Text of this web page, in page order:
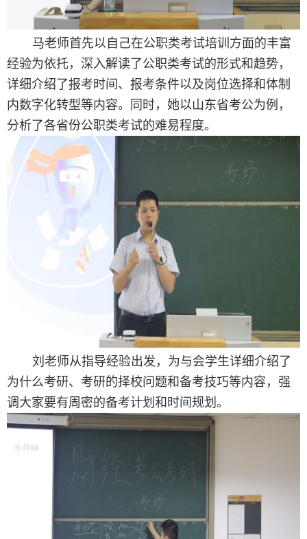
马老师首先以自己在公职类考试培训方面的丰富
经验为依托，深入解读了公职类考试的形式和趋势，
详细介绍了报考时间、报考条件以及岗位选择和体制
内数字化转型等内容。 同时，她以山东省考公为例，
分析了各省份公职类考试的难易程度。
刘老师从指导经验出发，为与会学生详细介绍了
为什么考研、考研的择校问题和备考技巧等内容 ，强
调 大家要有周密的备考计划和时间规划。